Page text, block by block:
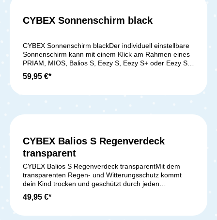
CYBEX Sonnenschirm black
CYBEX Sonnenschirm blackDer individuell einstellbare
Sonnenschirm kann mit einem Klick am Rahmen eines
PRIAM, MIOS, Balios S, Eezy S, Eezy S+ oder Eezy S
Twist befestigt werden und schützt dein Kind mit einem
Sonnenschutzfaktor von USF 50+. Lieferumfang: 1x
59,95 €*
CYBEX Balios S Regenverdeck
transparent
CYBEX Balios S Regenverdeck transparentMit dem
transparenten Regen- und Witterungsschutz kommt
dein Kind trocken und geschützt durch jeden
Wolkenbruch. Geeignet für: Cybex Balios S
Kinderwagen Lieferumfang: 1x Regenverdeck
49,95 €*